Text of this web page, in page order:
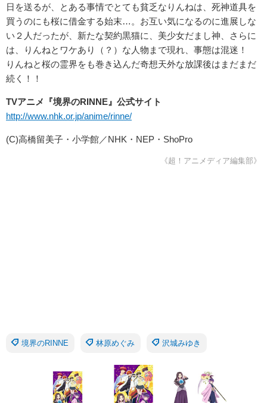
日を送るが、とある事情でとても貧乏なりんねは、死神道具を
買うのにも桜に借金する始末…。お互い気になるのに進展しな
い２人だったが、新たな契約黒猫に、美少女だまし神、さらに
は、りんねとワケあり（？）な人物まで現れ、事態は混迷！
りんねと桜の霊界をも巻き込んだ奇想天外な放課後はまだまだ
続く！！
TVアニメ『境界のRINNE』公式サイト
http://www.nhk.or.jp/anime/rinne/
(C)高橋留美子・小学館／NHK・NEP・ShoPro
《超！アニメディア編集部》
境界のRINNE 林原めぐみ 沢城みゆき